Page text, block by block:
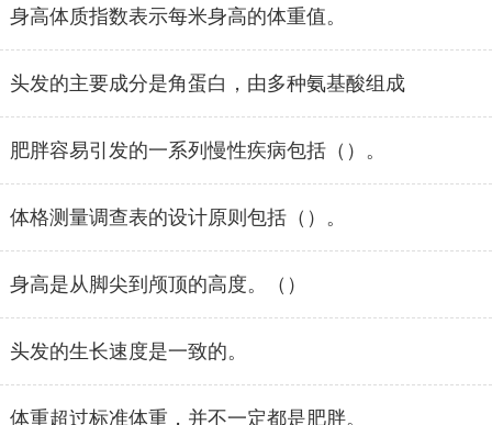
身高体质指数表示每米身高的体重值。
头发的主要成分是角蛋白，由多种氨基酸组成
肥胖容易引发的一系列慢性疾病包括（）。
体格测量调查表的设计原则包括（）。
身高是从脚尖到颅顶的高度。（）
头发的生长速度是一致的。
体重超过标准体重，并不一定都是肥胖。